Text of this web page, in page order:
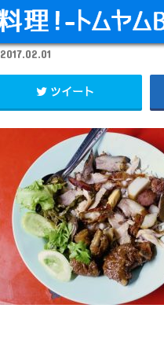
2017.02.01
ツイート